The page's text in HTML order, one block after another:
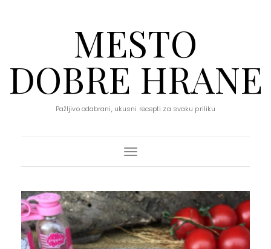
MESTO
DOBRE HRANE
Pažljivo odabrani, ukusni recepti za svaku priliku
Toggle Navigation